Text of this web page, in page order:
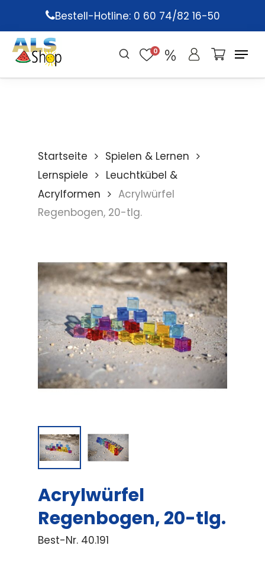
main
content
Bestell-Hotline: 0 60 74/82 16-50
0
Startseite
Spielen & Lernen
Lernspiele
Leuchtkübel &
Acrylformen
Acrylwürfel
Regenbogen, 20-tlg.
Acrylwürfel
Regenbogen, 20-tlg.
Best-Nr. 40.191